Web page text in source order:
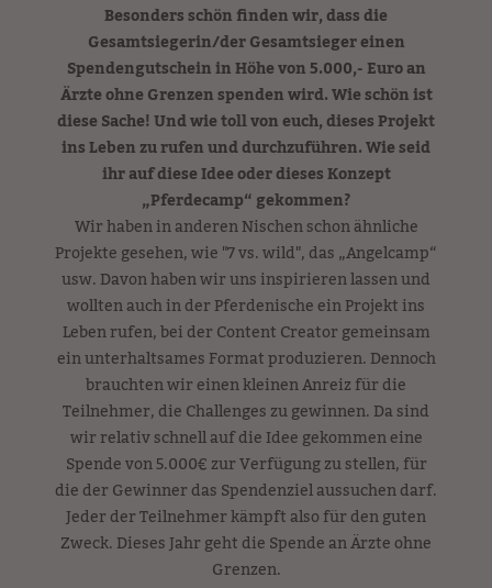
Besonders schön finden wir, dass die
Gesamtsiegerin/der Gesamtsieger einen
Spendengutschein in Höhe von 5.000,- Euro an
Ärzte ohne Grenzen spenden wird. Wie schön ist
diese Sache! Und wie toll von euch, dieses Projekt
ins Leben zu rufen und durchzuführen. Wie seid
ihr auf diese Idee oder dieses Konzept
„Pferdecamp“ gekommen?
Wir haben in anderen Nischen schon ähnliche
Projekte gesehen, wie "7 vs. wild", das „Angelcamp“
usw. Davon haben wir uns inspirieren lassen und
wollten auch in der Pferdenische ein Projekt ins
Leben rufen, bei der Content Creator gemeinsam
ein unterhaltsames Format produzieren. Dennoch
brauchten wir einen kleinen Anreiz für die
Teilnehmer, die Challenges zu gewinnen. Da sind
wir relativ schnell auf die Idee gekommen eine
Spende von 5.000€ zur Verfügung zu stellen, für
die der Gewinner das Spendenziel aussuchen darf.
Jeder der Teilnehmer kämpft also für den guten
Zweck. Dieses Jahr geht die Spende an Ärzte ohne
Grenzen.